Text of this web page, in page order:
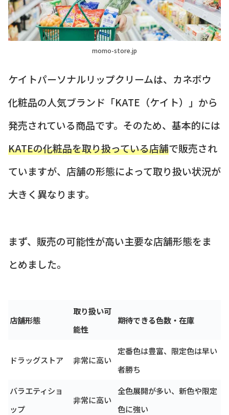
momo-store.jp
ケイトパーソナルリップクリームは、カネボウ
化粧品の人気ブランド「KATE（ケイト）」から
発売されている商品です。そのため、基本的には
KATEの化粧品を取り扱っている店舗で販売され
ていますが、店舗の形態によって取り扱い状況が
大きく異なります。
まず、販売の可能性が高い主要な店舗形態をま
とめました。
店舗形態
取り扱い可
能性
期待できる色数・在庫
ドラッグストア 非常に高い
定番色は豊富、限定色は早い
者勝ち
バラエティショ
ップ
非常に高い
全色展開が多い、新色や限定
色に強い